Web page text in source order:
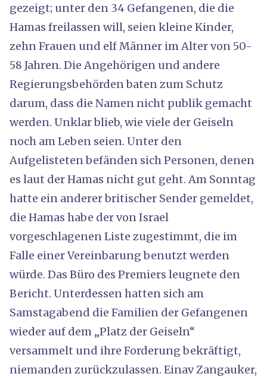
gezeigt; unter den 34 Gefangenen, die die
Hamas freilassen will, seien kleine Kinder,
zehn Frauen und elf Männer im Alter von 50-
58 Jahren. Die Angehörigen und andere
Regierungsbehörden baten zum Schutz
darum, dass die Namen nicht publik gemacht
werden. Unklar blieb, wie viele der Geiseln
noch am Leben seien. Unter den
Aufgelisteten befänden sich Personen, denen
es laut der Hamas nicht gut geht. Am Sonntag
hatte ein anderer britischer Sender gemeldet,
die Hamas habe der von Israel
vorgeschlagenen Liste zugestimmt, die im
Falle einer Vereinbarung benutzt werden
würde. Das Büro des Premiers leugnete den
Bericht. Unterdessen hatten sich am
Samstagabend die Familien der Gefangenen
wieder auf dem „Platz der Geiseln“
versammelt und ihre Forderung bekräftigt,
niemanden zurückzulassen. Einav Zangauker,